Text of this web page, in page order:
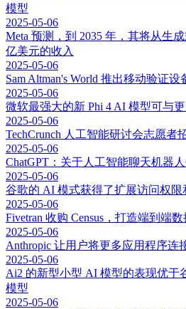
模型
2025-05-06
Meta 预测，到 2035 年，其将从生
亿美元的收入
2025-05-06
Sam Altman's World 推出移动验证设
2025-05-06
微软最强大的新 Phi 4 AI 模型可与
2025-05-06
TechCrunch 人工智能研讨会志愿者
2025-05-06
ChatGPT：关于人工智能聊天机器
2025-05-06
谷歌的 AI 模式获得了扩展访问权限
2025-05-06
Fivetran 收购 Census，打造端到端
2025-05-06
Anthropic 让用户将更多应用程序连
2025-05-06
Ai2 的新型小型 AI 模型的表现优于
模型
2025-05-06